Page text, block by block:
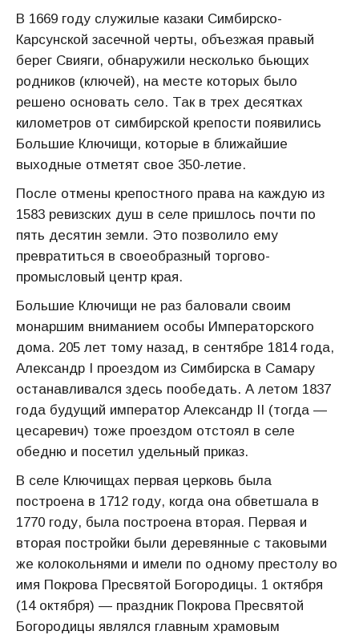
В 1669 году служилые казаки Симбирско-
Карсунской засечной черты, объезжая правый
берег Свияги, обнаружили несколько бьющих
родников (ключей), на месте которых было
решено основать село. Так в трех десятках
километров от симбирской крепости появились
Большие Ключищи, которые в ближайшие
выходные отметят свое 350-летие.
После отмены крепостного права на каждую из
1583 ревизских душ в селе пришлось почти по
пять десятин земли. Это позволило ему
превратиться в своеобразный торгово-
промысловый центр края.
Большие Ключищи не раз баловали своим
монаршим вниманием особы Императорского
дома. 205 лет тому назад, в сентябре 1814 года,
Александр I проездом из Симбирска в Самару
останавливался здесь пообедать. А летом 1837
года будущий император Александр II (тогда —
цесаревич) тоже проездом отстоял в селе
обедню и посетил удельный приказ.
В селе Ключищах первая церковь была
построена в 1712 году, когда она обветшала в
1770 году, была построена вторая. Первая и
вторая постройки были деревянные с таковыми
же колокольнями и имели по одному престолу во
имя Покрова Пресвятой Богородицы. 1 октября
(14 октября) — праздник Покрова Пресвятой
Богородицы являлся главным храмовым